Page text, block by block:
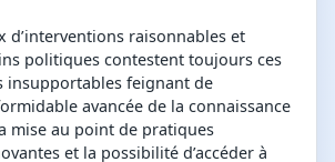
d’interventions raisonnables et
politiques contestent toujours ces
insupportables feignant de
avancée de la connaissance
mise au point de pratiques
et la possibilité d’accéder à